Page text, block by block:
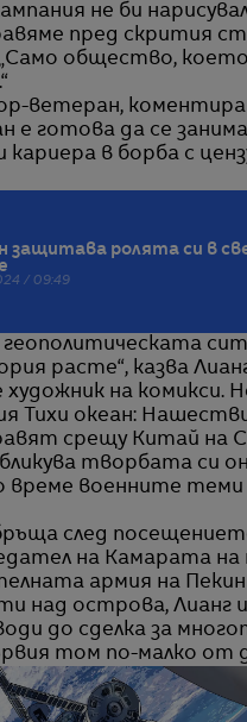
не би
пред скрития
„Само общество,
ветеран,
е готова да се
кариера в борба с
защитава ролята си в
/ 09:49
геополитическата
расте“, казва
художник на комикси.
Тихи океан:
срещу Китай на
творбата си
време военните теми
след
на Камарата
армия на
над острова, Лианг
до сделка за
том по-малко от